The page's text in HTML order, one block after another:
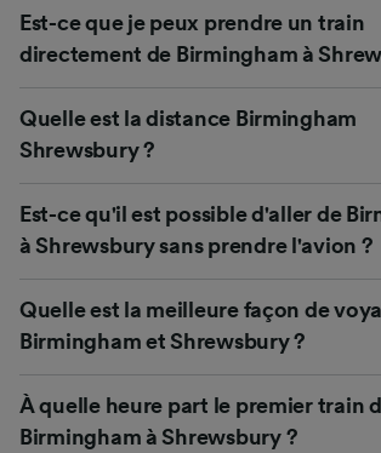
Est-ce que je peux prendre un train
directement de Birmingham à
Quelle est la distance Birmingham
Shrewsbury ?
Est-ce qu'il est possible d'aller de
à Shrewsbury sans prendre l'avion ?
Quelle est la meilleure façon de
Birmingham et Shrewsbury ?
À quelle heure part le premier train
Birmingham à Shrewsbury ?